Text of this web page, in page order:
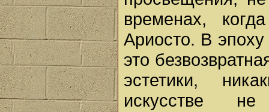
временах,
Ариосто. В
это
эстетики,
искусстве